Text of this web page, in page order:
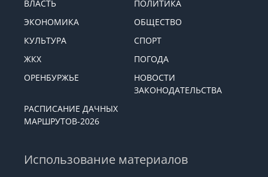
ВЛАСТЬ
ПОЛИТИКА
ЭКОНОМИКА
ОБЩЕСТВО
КУЛЬТУРА
СПОРТ
ЖКХ
ПОГОДА
ОРЕНБУРЖЬЕ
НОВОСТИ
ЗАКОНОДАТЕЛЬСТВА
РАСПИСАНИЕ ДАЧНЫХ
МАРШРУТОВ-2026
Использование материалов